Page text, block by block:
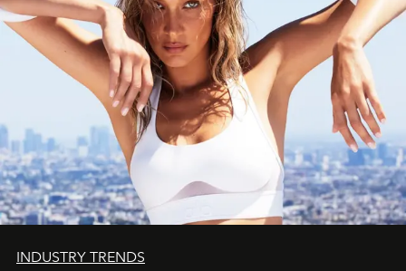
INDUSTRY TRENDS